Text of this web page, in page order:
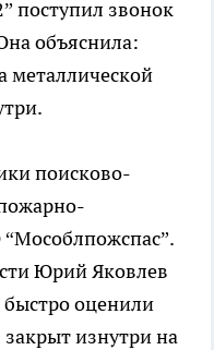
поступил звонок
объяснила:
металлической
поисково-
Юрий Яковлев
быстро оценили
закрыт изнутри на